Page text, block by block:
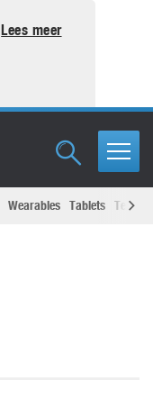
Lees meer
Wearables Tablets